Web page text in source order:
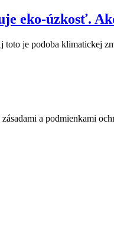
eko-úzkosť.
toto je podoba
zásadami a podmienkami